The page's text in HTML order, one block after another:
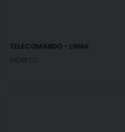
TELECOMANDO - LINAK
MORETTI